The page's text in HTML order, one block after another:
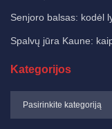
Senjoro balsas: kodėl
Spalvų jūra Kaune:
Kategorijos